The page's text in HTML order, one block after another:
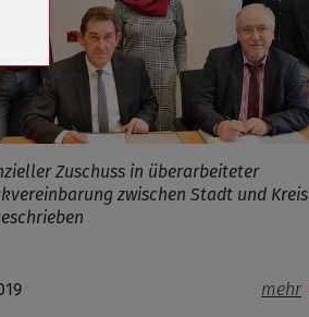
Zuschuss in überarbeiteter
zwischen Stadt und Kreis
mehr